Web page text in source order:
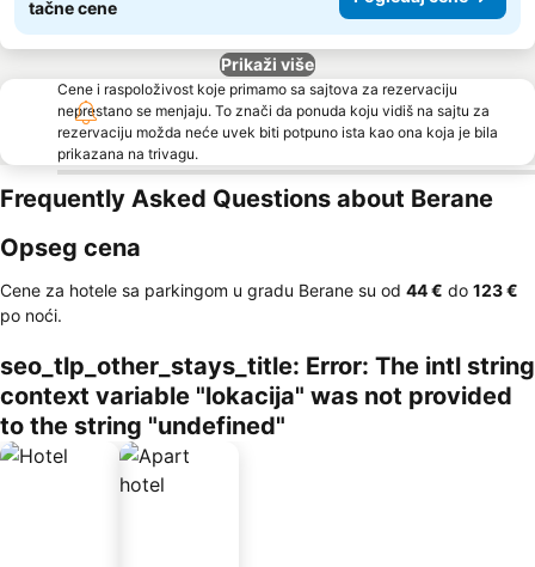
tačne cene
Prikaži više
Cene i raspoloživost koje primamo sa sajtova za rezervaciju
neprestano se menjaju. To znači da ponuda koju vidiš na sajtu za
rezervaciju možda neće uvek biti potpuno ista kao ona koja je bila
prikazana na trivagu.
Frequently Asked Questions about Berane
Opseg cena
Cene za hotele sa parkingom u gradu Berane su od ‎44 € do ‎123 €
po noći.
seo_tlp_other_stays_title: Error: The intl string
context variable "lokacija" was not provided
to the string "undefined"